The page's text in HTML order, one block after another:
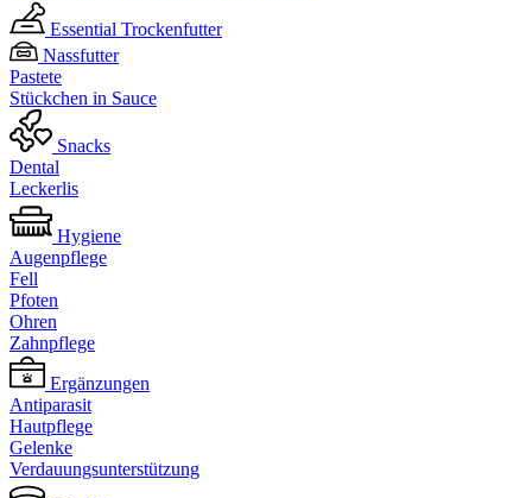
Essential Trockenfutter
Nassfutter
Pastete
Stückchen in Sauce
Snacks
Dental
Leckerlis
Hygiene
Augenpflege
Fell
Pfoten
Ohren
Zahnpflege
Ergänzungen
Antiparasit
Hautpflege
Gelenke
Verdauungsunterstützung